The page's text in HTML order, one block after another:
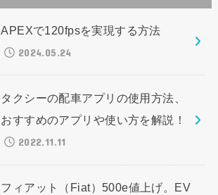
APEXで120fpsを実現する方法
2024.05.24
タクシーの配車アプリの使用方法、
おすすめのアプリや使い方を解説！
2022.11.11
フィアット（Fiat）500e値上げ。EV